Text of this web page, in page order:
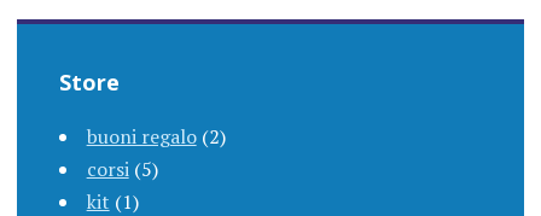
Store
buoni regalo (2)
corsi (5)
kit (1)